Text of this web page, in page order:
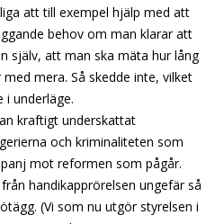
att till exempel hjälp med att
behov om man klarar att
själv, att man ska mäta hur lång
mera. Så skedde inte, vilket
i underläge.
kraftigt underskattat
och kriminaliteten som
mot reformen som pågår.
handikapprörelsen ungefär så
(Vi som nu utgör styrelsen i